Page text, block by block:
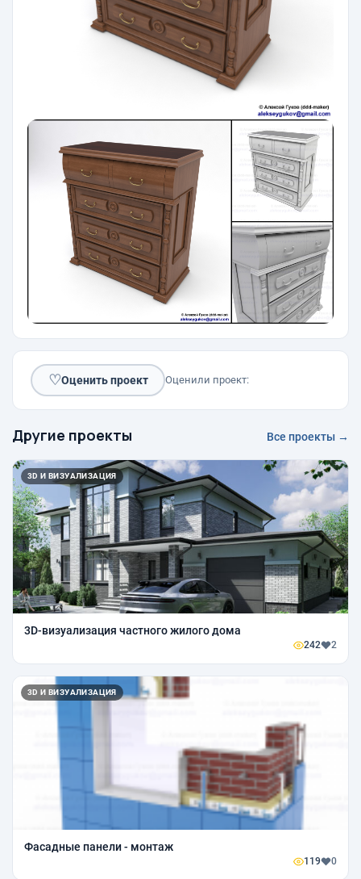
♡Оценить проект Оценили проект:
Другие проекты Все проекты →
3D И ВИЗУАЛИЗАЦИЯ
3D-визуализация частного жилого дома
242 2
3D И ВИЗУАЛИЗАЦИЯ
Фасадные панели - монтаж
119 0